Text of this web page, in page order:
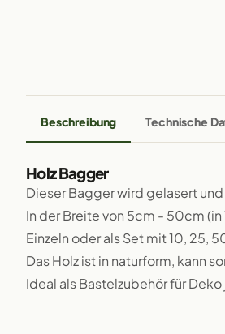
Beschreibung Technische
Holz Bagger
Dieser Bagger wird gelasert
In der Breite von 5cm - 50cm
Einzeln oder als Set mit 10, 25,
Das Holz ist in naturform, kann
Ideal als Bastelzubehör für